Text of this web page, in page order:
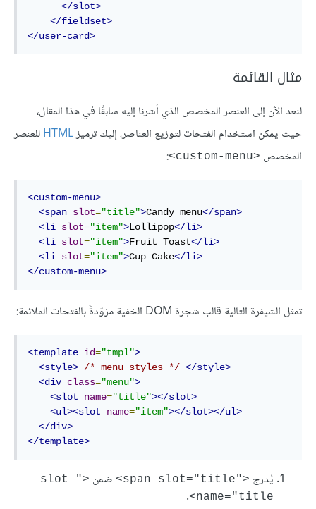
</slot>
</fieldset>
</user-card>
مثال القائمة
لنعد الآن إلى العنصر المخصص الذي أشرنا إليه سابقًا في هذا المقال،
حيث يمكن استخدام الفتحات لتوزيع العناصر، إليك ترميزHTMLللعنصر
المخصص <custom-menu>
:
<custom-menu>
<span slot="title">Candy menu</span>
<li slot="item">Lollipop</li>
<li slot="item">Fruit Toast</li>
<li slot="item">Cup Cake</li>
</custom-menu>
تمثل الشيفرة التالية قالب شجرة DOM الخفية مزوّدةً بالفتحات الملائمة:
<template id="tmpl">
<style> /* menu styles */ </style>
<div class="menu">
<slot
name="title"></slot>
<ul><slot
name="item"></slot></ul>
</div>
</template>
يُدرج <"span slot="title> ضمن
<"slot
name="title>
.